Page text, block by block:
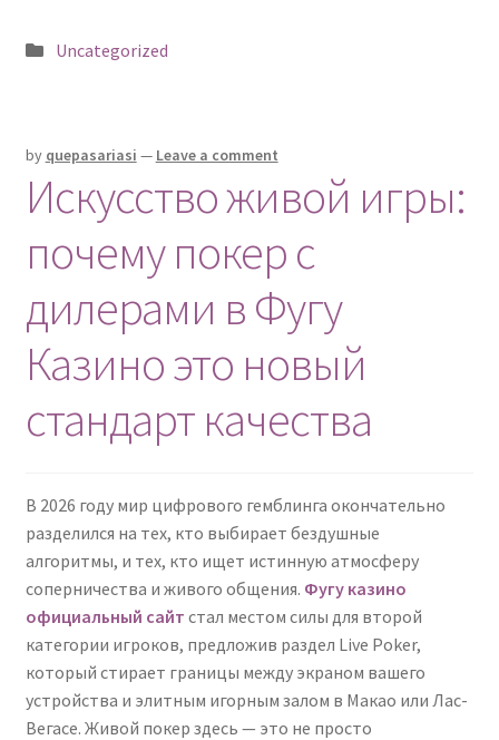
Posted
Uncategorized
by quepasariasi — Leave a comment
Искусство живой игры:
почему покер с
дилерами в Фугу
Казино это новый
стандарт качества
В 2026 году мир цифрового гемблинга окончательно
разделился на тех, кто выбирает бездушные
алгоритмы, и тех, кто ищет истинную атмосферу
соперничества и живого общения. Фугу казино
официальный сайт стал местом силы для второй
категории игроков, предложив раздел Live Poker,
который стирает границы между экраном вашего
устройства и элитным игорным залом в Макао или Лас-
Вегасе. Живой покер здесь — это не просто